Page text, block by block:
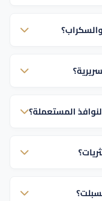
تكاليف.